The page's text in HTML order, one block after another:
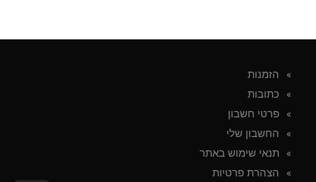
הזמנות
כתובות
פרטי חשבון
החשבון שלי
תנאי שימוש באתר
הצהרת פרטיות